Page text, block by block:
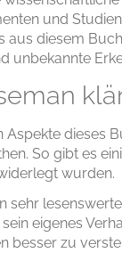
und
aus diesem
unbekannte
Aspekte dieses
So gibt es
wurden.
sehr
eigenes
besser zu